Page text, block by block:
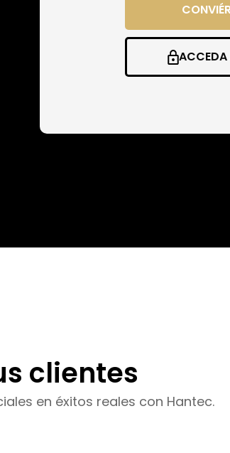
ACCEDA
clientes
en éxitos reales con Hantec.